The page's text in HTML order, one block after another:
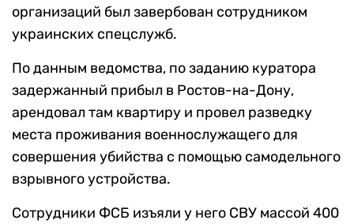
организаций был завербован сотрудником
украинских спецслужб.
По данным ведомства, по заданию куратора
задержанный прибыл в Ростов-на-Дону,
арендовал там квартиру и провел разведку
места проживания военнослужащего для
совершения убийства с помощью самодельного
взрывного устройства.
Сотрудники ФСБ изъяли у него СВУ массой 400